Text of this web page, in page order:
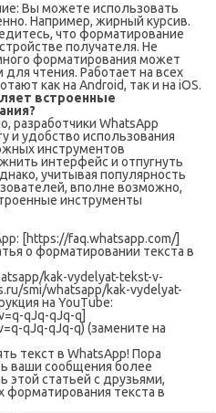
Вы можете использовать
Например, жирный курсив.
что форматирование
получателя. Не
форматирования может
чтения. Работает на всех
как на Android, так и на iOS.
встроенные
разработчики WhatsApp
и удобство использования
инструментов
интерфейс и отпугнуть
учитывая популярность
вполне возможно,
инструменты
[https://faq.whatsapp.com/]
о форматировании текста в
kak-vydelyat-tekst-v-
smi/whatsapp/kak-vydelyat-
на YouTube:
qJq-qJq-q]
qJq-qJq-q) (замените на
текст в WhatsApp! Пора
ваши сообщения более
статьей с друзьями,
форматирования текста в